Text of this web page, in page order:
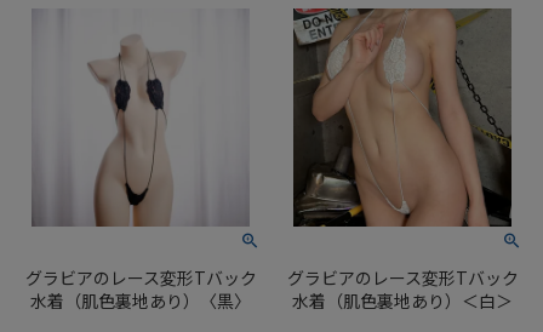
グラビアのレース変形Tバック
水着（肌色裏地あり）〈黒〉
グラビアのレース変形Tバック
水着（肌色裏地あり）＜白＞